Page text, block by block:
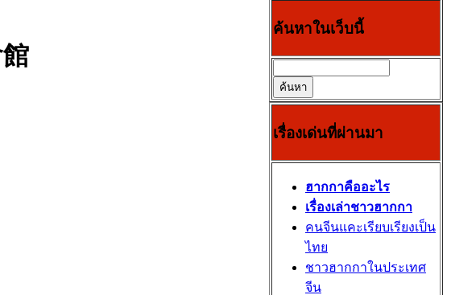
ค้นหาในเว็บนี้
เรื่องเด่นที่ผ่านมา
ฮากกาคืออะไร
เรื่องเล่าชาวฮากกา
คนจีนแคะเรียบเรียงเป็น
ไทย
ชาวฮากกาในประเทศ
จีน